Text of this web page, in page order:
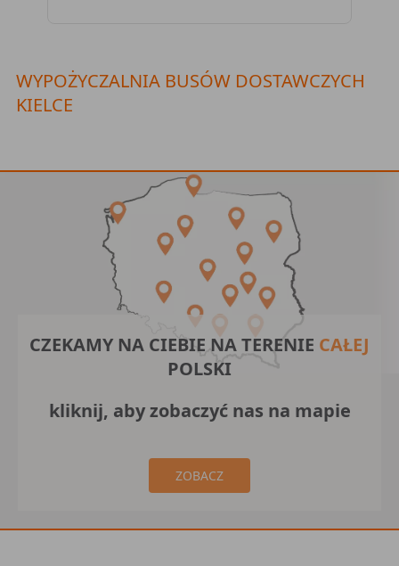
WYPOŻYCZALNIA BUSÓW DOSTAWCZYCH
KIELCE
CZEKAMY NA CIEBIE NA TERENIE CAŁEJ
POLSKI
kliknij, aby zobaczyć nas na mapie
ZOBACZ